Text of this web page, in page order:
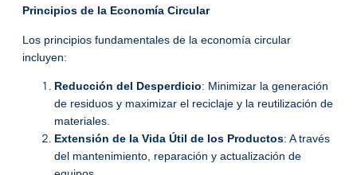
Principios de la Economía Circular
Los principios fundamentales de la economía circular
incluyen:
Reducción del Desperdicio: Minimizar la generación
de residuos y maximizar el reciclaje y la reutilización de
materiales.
Extensión de la Vida Útil de los Productos: A través
del mantenimiento, reparación y actualización de